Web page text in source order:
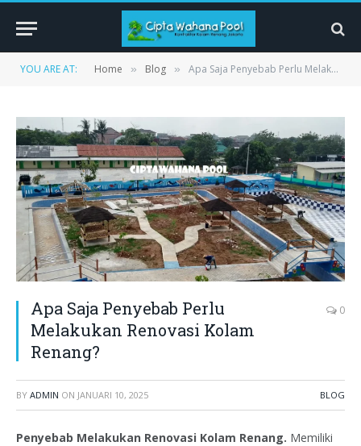
YOU ARE AT: Home » Blog » Apa Saja Penyebab Perlu Melakukan Renovasi Kolam Renang?
Apa Saja Penyebab Perlu
Melakukan Renovasi Kolam
Renang?
0
BY ADMIN ON JANUARI 10, 2025 BLOG
Penyebab Melakukan Renovasi Kolam Renang. Memiliki